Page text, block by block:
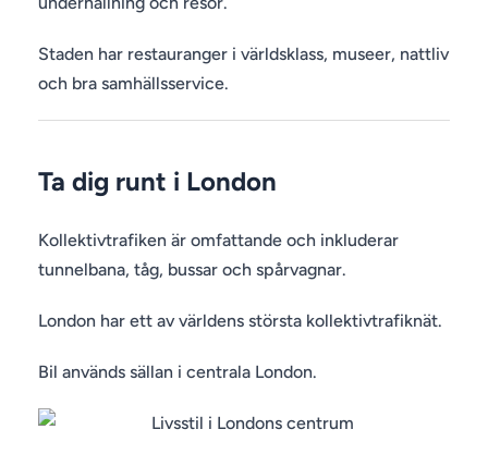
Staden har restauranger i världsklass, museer, nattliv
och bra samhällsservice.
Ta dig runt i London
Kollektivtrafiken är omfattande och inkluderar
tunnelbana, tåg, bussar och spårvagnar.
London har ett av världens största kollektivtrafiknät.
Bil används sällan i centrala London.